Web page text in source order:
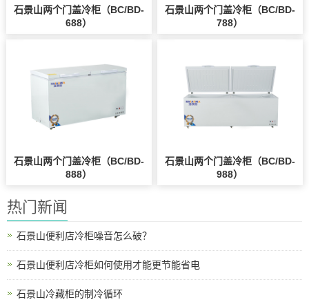
石景山两个门盖冷柜（BC/BD-
688）
石景山两个门盖冷柜（BC/BD-
788）
石景山两个门盖冷柜（BC/BD-
888）
石景山两个门盖冷柜（BC/BD-
988）
热门新闻
石景山便利店冷柜噪音怎么破？
石景山便利店冷柜如何使用才能更节能省电
石景山冷藏柜的制冷循环